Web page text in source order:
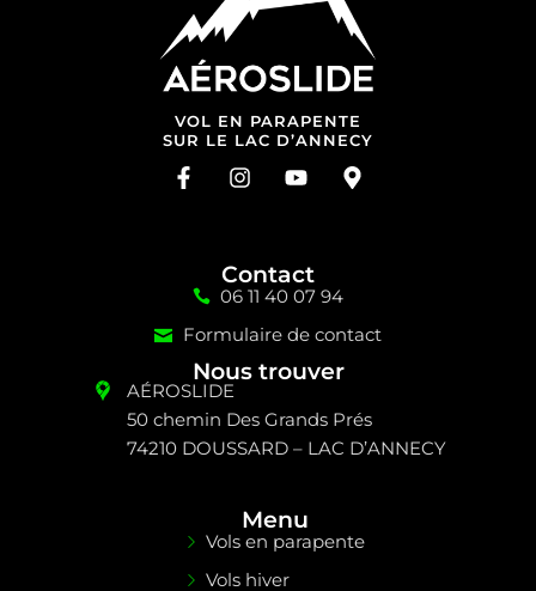
Contact
06 11 40 07 94
Formulaire de contact
Nous trouver
AÉROSLIDE
50 chemin Des Grands Prés
74210 DOUSSARD – LAC D’ANNECY
VOL EN PARAPENTE
SUR LE LAC D’ANNECY
Menu
Vols en parapente
Vols hiver